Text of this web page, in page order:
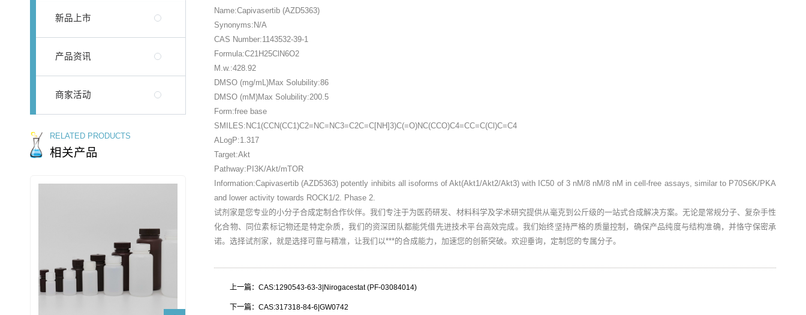
新品上市
产品资讯
商家活动
RELATED PRODUCTS
相关产品
Name:Capivasertib (AZD5363)
Synonyms:N/A
CAS Number:1143532-39-1
Formula:C21H25ClN6O2
M.w.:428.92
DMSO (mg/mL)Max Solubility:86
DMSO (mM)Max Solubility:200.5
Form:free base
SMILES:NC1(CCN(CC1)C2=NC=NC3=C2C=C[NH]3)C(=O)NC(CCO)C4=CC=C(Cl)C=C4
ALogP:1.317
Target:Akt
Pathway:PI3K/Akt/mTOR
Information:Capivasertib (AZD5363) potently inhibits all isoforms of Akt(Akt1/Akt2/Akt3) with IC50 of 3 nM/8 nM/8 nM in cell-free assays, similar to P70S6K/PKA
and lower activity towards ROCK1/2. Phase 2.
试剂家是您专业的小分子合成定制合作伙伴。我们专注于为医药研发、材料科学及学术研究提供从毫克到公斤级的一站式合成解决方案。无论是常规分子、复杂手性
化合物、同位素标记物还是特定杂质，我们的资深团队都能凭借先进技术平台高效完成。我们始终坚持严格的质量控制，确保产品纯度与结构准确，并恪守保密承
诺。选择试剂家，就是选择可靠与精准，让我们以***的合成能力，加速您的创新突破。欢迎垂询，定制您的专属分子。
上一篇：CAS:1290543-63-3|Nirogacestat (PF-03084014)
下一篇：CAS:317318-84-6|GW0742